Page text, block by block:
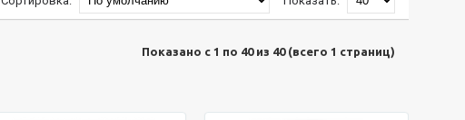
Показано с 1 по 40 из 40 (всего 1 страниц)